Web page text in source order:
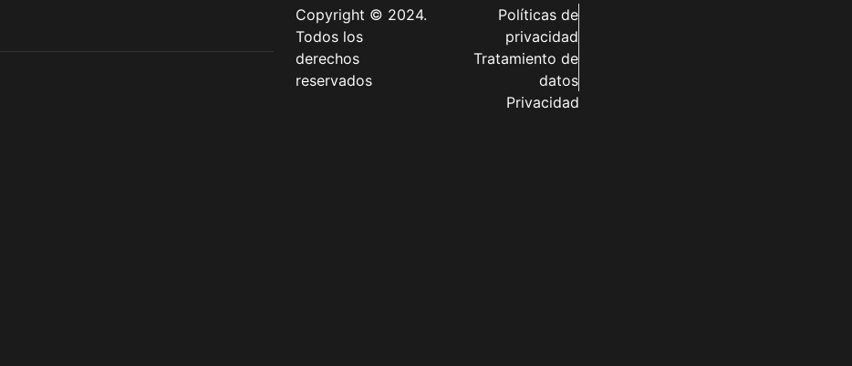
Copyright © 2024.
Todos los
derechos
reservados
Políticas de
privacidad
Tratamiento de
datos
Privacidad